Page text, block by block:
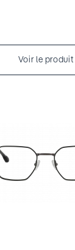
Voir le produit